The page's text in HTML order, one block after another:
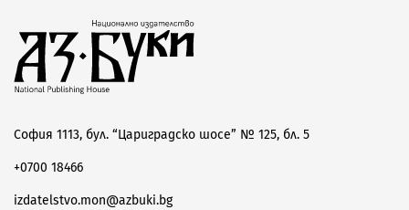
София 1113, бул. “Цариградско шосе” № 125, бл. 5
+0700 18466
izdatelstvo.mon@azbuki.bg